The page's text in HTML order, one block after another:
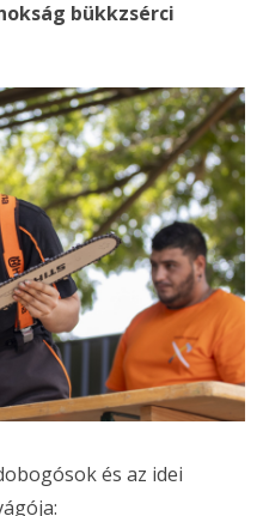
bükkzsérci
és az idei